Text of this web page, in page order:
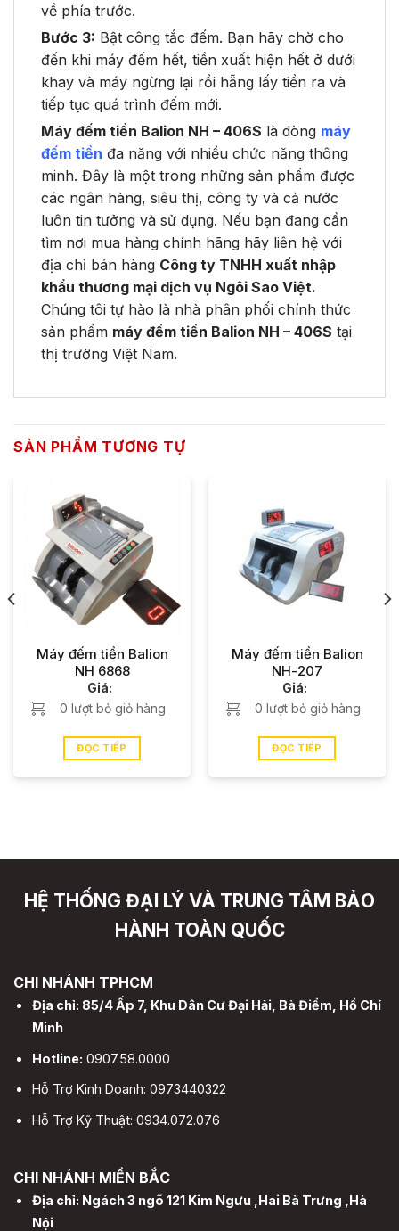
về phía trước.
Bước 3: Bật công tắc đếm. Bạn hãy chờ cho
đến khi máy đếm hết, tiền xuất hiện hết ở dưới
khay và máy ngừng lại rồi hẵng lấy tiền ra và
tiếp tục quá trình đếm mới.
Máy đếm tiền Balion NH – 406S là dòng máy
đếm tiền đa năng với nhiều chức năng thông
minh. Đây là một trong những sản phẩm được
các ngân hàng, siêu thị, công ty và cả nước
luôn tin tưởng và sử dụng. Nếu bạn đang cần
tìm nơi mua hàng chính hãng hãy liên hệ với
địa chỉ bán hàng Công ty TNHH xuất nhập
khẩu thương mại dịch vụ Ngôi Sao Việt.
Chúng tôi tự hào là nhà phân phối chính thức
sản phẩm máy đếm tiền Balion NH – 406S tại
thị trường Việt Nam.
SẢN PHẨM TƯƠNG TỰ
Máy đếm tiền Balion
NH 6868
Giá:
0 lượt bỏ giỏ hàng
ĐỌC TIẾP
Máy đếm tiền Balion
NH-207
Giá:
0 lượt bỏ giỏ hàng
ĐỌC TIẾP
HỆ THỐNG ĐẠI LÝ VÀ TRUNG TÂM BẢO
HÀNH TOÀN QUỐC
CHI NHÁNH TPHCM
Địa chỉ: 85/4 Ấp 7, Khu Dân Cư Đại Hải, Bà Điểm, Hồ Chí
Minh
Hotline: 0907.58.0000
Hỗ Trợ Kinh Doanh: 0973440322
Hỗ Trợ Kỹ Thuật: 0934.072.076
CHI NHÁNH MIỀN BẮC
Địa chỉ: Ngách 3 ngõ 121 Kim Ngưu ,Hai Bà Trưng ,Hà
Nội